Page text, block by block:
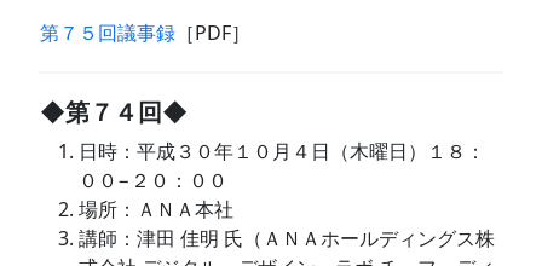
第７５回議事録 ［PDF］
◆第７４回◆
日時：平成３０年１０月４日（木曜日）１８：
００−２０：００
場所：ＡＮＡ本社
講師：津田 佳明 氏（ＡＮＡホールディングス株